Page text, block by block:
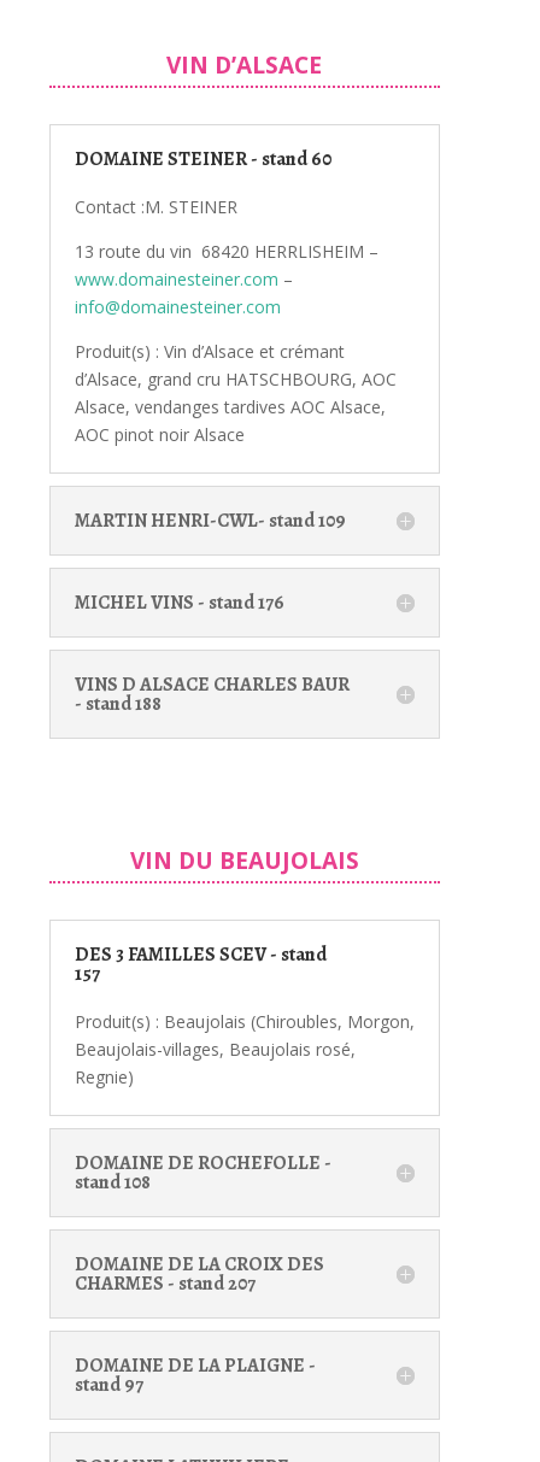
VIN D’ALSACE
DOMAINE STEINER - stand 60
Contact :M. STEINER
13 route du vin 68420 HERRLISHEIM –
www.domainesteiner.com –
info@domainesteiner.com
Produit(s) : Vin d’Alsace et crémant
d’Alsace, grand cru HATSCHBOURG, AOC
Alsace, vendanges tardives AOC Alsace,
AOC pinot noir Alsace
MARTIN HENRI-CWL- stand 109
MICHEL VINS - stand 176
VINS D ALSACE CHARLES BAUR
- stand 188
VIN DU BEAUJOLAIS
DES 3 FAMILLES SCEV - stand
157
Produit(s) : Beaujolais (Chiroubles, Morgon,
Beaujolais-villages, Beaujolais rosé,
Regnie)
DOMAINE DE ROCHEFOLLE -
stand 108
DOMAINE DE LA CROIX DES
CHARMES - stand 207
DOMAINE DE LA PLAIGNE -
stand 97